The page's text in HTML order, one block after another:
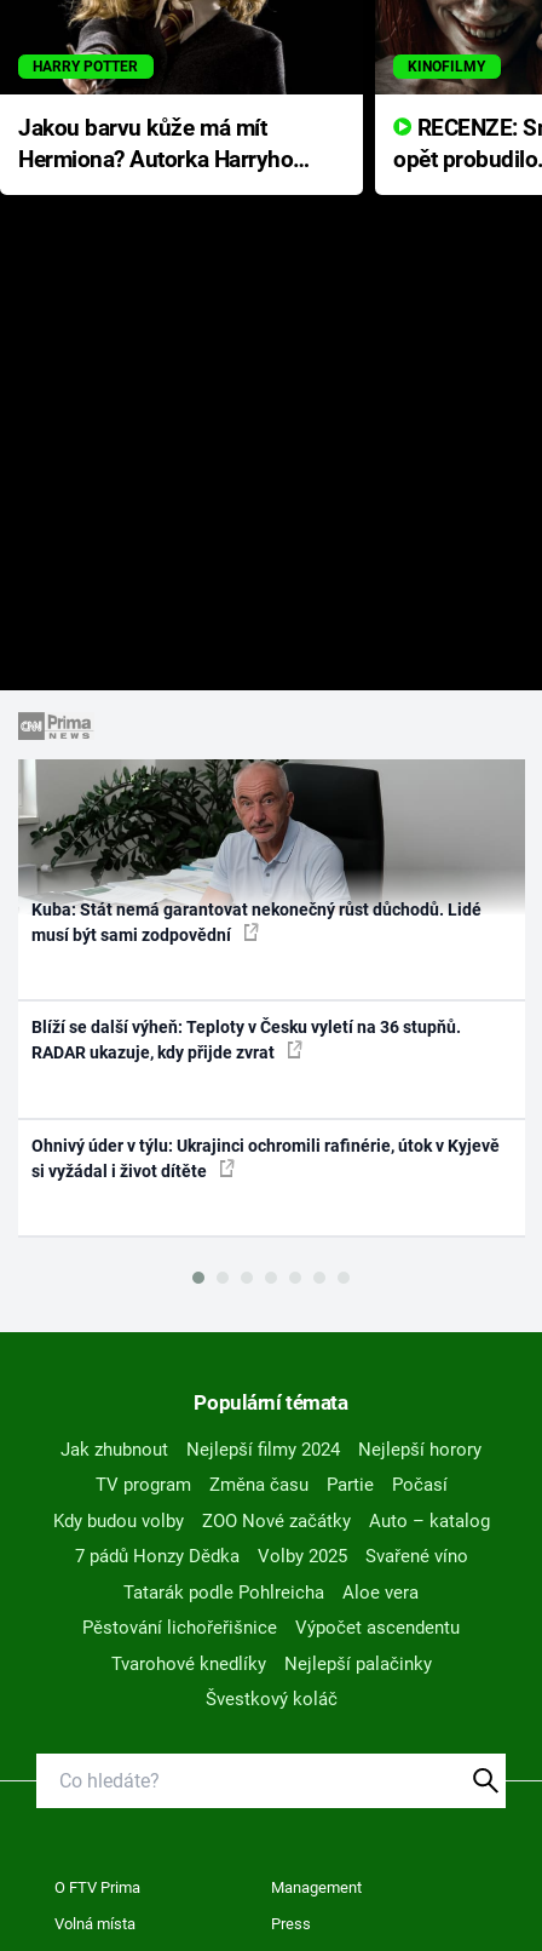
HARRY POTTER
Jakou barvu kůže má mít
Hermiona? Autorka Harryho
Pottera přišla s ráznou
KINOFILMY
opět
přichází s
Kuba: Stát nemá garantovat nekonečný růst důchodů. Lidé
musí být sami zodpovědní
Blíží se další výheň: Teploty v Česku vyletí na 36 stupňů.
RADAR ukazuje, kdy přijde zvrat
Ohnivý úder v týlu: Ukrajinci ochromili rafinérie, útok v Kyjevě
si vyžádal i život dítěte
Populární témata
Jak zhubnout Nejlepší filmy 2024
Nejlepší horory
TV program
Změna času Partie
Počasí
Kdy budou volby
ZOO Nové začátky
Auto – katalog
7 pádů Honzy Dědka
Volby 2025
Svařené víno
Tatarák podle Pohlreicha
Aloe vera
Pěstování lichořeřišnice
Výpočet ascendentu
Tvarohové knedlíky
Nejlepší palačinky
Švestkový koláč
O FTV Prima Management
Volná místa Press